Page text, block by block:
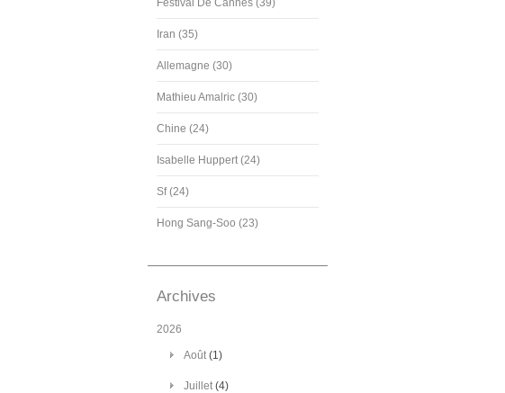
Festival De Cannes (39)
Iran (35)
Allemagne (30)
Mathieu Amalric (30)
Chine (24)
Isabelle Huppert (24)
Sf (24)
Hong Sang-Soo (23)
Archives
2026
Août(1)
Juillet(4)